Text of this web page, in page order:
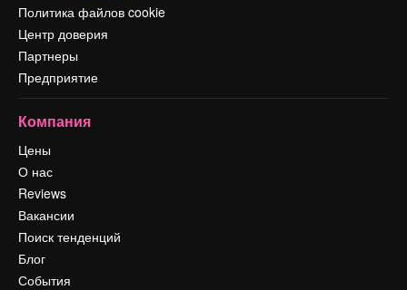
Политика файлов cookie
Центр доверия
Партнеры
Предприятие
Компания
Цены
О нас
Reviews
Вакансии
Поиск тенденций
Блог
События